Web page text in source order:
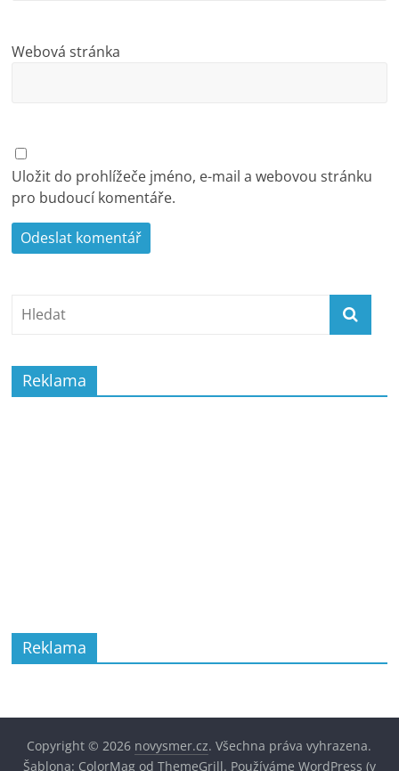
Webová stránka
Uložit do prohlížeče jméno, e-mail a webovou stránku
pro budoucí komentáře.
Reklama
Reklama
Copyright © 2026 novysmer.cz. Všechna práva vyhrazena.
Šablona: ColorMagod ThemeGrill. Používáme WordPress (v